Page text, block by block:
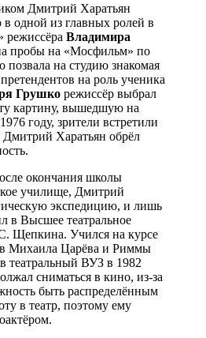
Дмитрий Харатьян
одной из главных ролей в
Владимира
пробы на «Мосфильм» по
позвала на студию знакомая
на роль ученика
Грушко режиссёр выбрал
картину, вышедшую на
году, зрители встретили
Дмитрий Харатьян обрёл
окончания школы
училище, Дмитрий
экспедицию, и лишь
в Высшее театральное
Щепкина. Учился на курсе
Михаила Царёва и Риммы
театральный ВУЗ в 1982
сниматься в кино, из-за
быть распределённым
в театр, поэтому ему